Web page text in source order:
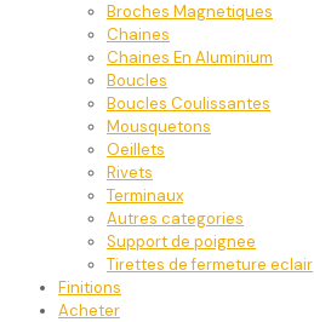
Broches Magnetiques
Chaines
Chaines En Aluminium
Boucles
Boucles Coulissantes
Mousquetons
Oeillets
Rivets
Terminaux
Autres categories
Support de poignee
Tirettes de fermeture eclair
Finitions
Acheter